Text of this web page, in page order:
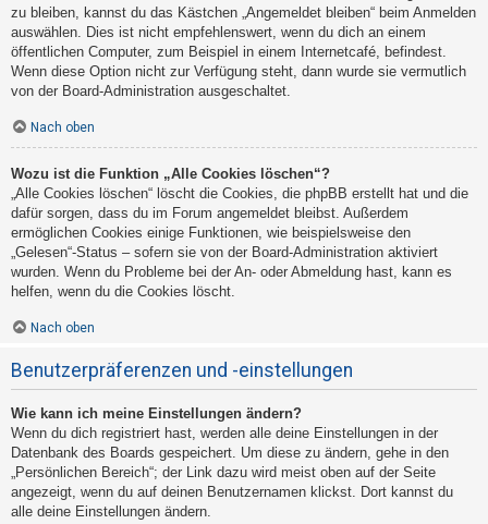
zu bleiben, kannst du das Kästchen „Angemeldet bleiben“ beim Anmelden
auswählen. Dies ist nicht empfehlenswert, wenn du dich an einem
öffentlichen Computer, zum Beispiel in einem Internetcafé, befindest.
Wenn diese Option nicht zur Verfügung steht, dann wurde sie vermutlich
von der Board-Administration ausgeschaltet.
Nach oben
Wozu ist die Funktion „Alle Cookies löschen“?
„Alle Cookies löschen“ löscht die Cookies, die phpBB erstellt hat und die
dafür sorgen, dass du im Forum angemeldet bleibst. Außerdem
ermöglichen Cookies einige Funktionen, wie beispielsweise den
„Gelesen“-Status – sofern sie von der Board-Administration aktiviert
wurden. Wenn du Probleme bei der An- oder Abmeldung hast, kann es
helfen, wenn du die Cookies löscht.
Nach oben
Benutzerpräferenzen und -einstellungen
Wie kann ich meine Einstellungen ändern?
Wenn du dich registriert hast, werden alle deine Einstellungen in der
Datenbank des Boards gespeichert. Um diese zu ändern, gehe in den
„Persönlichen Bereich“; der Link dazu wird meist oben auf der Seite
angezeigt, wenn du auf deinen Benutzernamen klickst. Dort kannst du
alle deine Einstellungen ändern.